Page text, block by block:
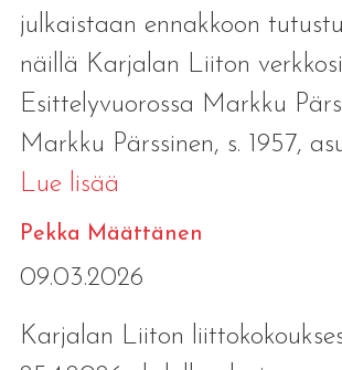
julkaistaan ennakkoon
näillä Karjalan Liiton
Esittelyvuorossa Markku
Markku Pärssinen, s. 1957,
Lue lisää
Pekka Määttänen
09.03.2026
Karjalan Liiton